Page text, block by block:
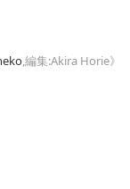
,編集:Akira Horie》